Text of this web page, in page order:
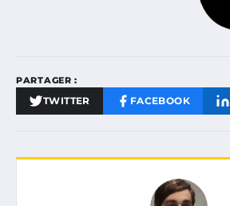
PARTAGER :
TWITTER FACEBOOK